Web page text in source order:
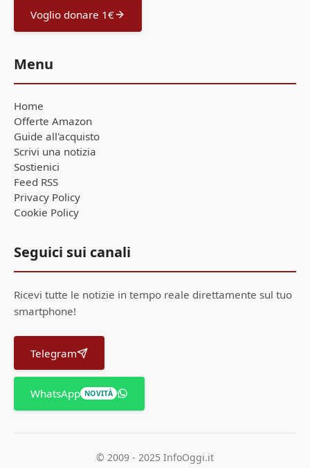
Voglio donare 1€
Menu
Home
Offerte Amazon
Guide all'acquisto
Scrivi una notizia
Sostienici
Feed RSS
Privacy Policy
Cookie Policy
Seguici sui canali
Ricevi tutte le notizie in tempo reale direttamente sul tuo
smartphone!
Telegram
WhatsApp NOVITÀ
© 2009 - 2025 InfoOggi.it